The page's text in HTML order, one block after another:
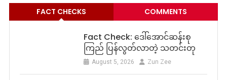
FACT CHECKS COMMENTS
Fact Check: ဒေါ်အောင်ဆန်းစု
ကြည် ပြန်လွတ်လာတဲ့ သတင်းတု
August 5, 2026 Zun Zee